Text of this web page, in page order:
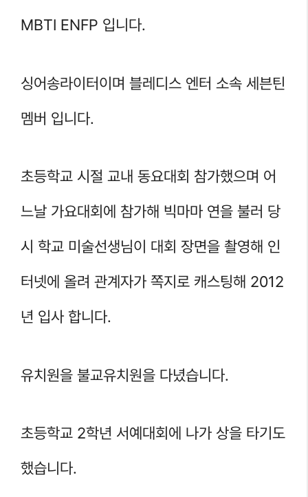
MBTI ENFP 입니다.
싱어송라이터이며 블레디스 엔터 소속 세븐틴
멤버 입니다.
초등학교 시절 교내 동요대회 참가했으며 어
느날 가요대회에 참가해 빅마마 연을 불러 당
시 학교 미술선생님이 대회 장면을 촬영해 인
터넷에 올려 관계자가 쪽지로 캐스팅해 2012
년 입사 합니다.
유치원을 불교유치원을 다녔습니다.
초등학교 2학년 서예대회에 나가 상을 타기도
했습니다.